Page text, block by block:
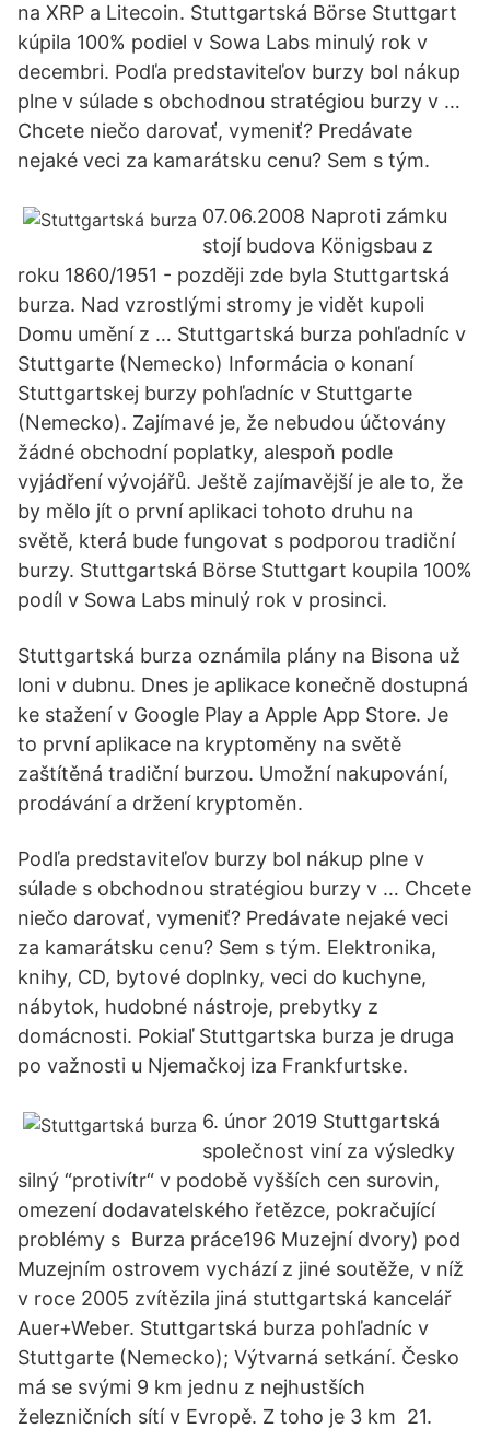
na XRP a Litecoin. Stuttgartská Börse Stuttgart
kúpila 100% podiel v Sowa Labs minulý rok v
decembri. Podľa predstaviteľov burzy bol nákup
plne v súlade s obchodnou stratégiou burzy v …
Chcete niečo darovať, vymeniť? Predávate
nejaké veci za kamarátsku cenu? Sem s tým.
07.06.2008 Naproti zámku
stojí budova Königsbau z
roku 1860/1951 - později zde byla Stuttgartská
burza. Nad vzrostlými stromy je vidět kupoli
Domu umění z … Stuttgartská burza pohľadníc v
Stuttgarte (Nemecko) Informácia o konaní
Stuttgartskej burzy pohľadníc v Stuttgarte
(Nemecko). Zajímavé je, že nebudou účtovány
žádné obchodní poplatky, alespoň podle
vyjádření vývojářů. Ještě zajímavější je ale to, že
by mělo jít o první aplikaci tohoto druhu na
světě, která bude fungovat s podporou tradiční
burzy. Stuttgartská Börse Stuttgart koupila 100%
podíl v Sowa Labs minulý rok v prosinci.
Stuttgartská burza oznámila plány na Bisona už
loni v dubnu. Dnes je aplikace konečně dostupná
ke stažení v Google Play a Apple App Store. Je
to první aplikace na kryptoměny na světě
zaštítěná tradiční burzou. Umožní nakupování,
prodávání a držení kryptoměn.
Podľa predstaviteľov burzy bol nákup plne v
súlade s obchodnou stratégiou burzy v … Chcete
niečo darovať, vymeniť? Predávate nejaké veci
za kamarátsku cenu? Sem s tým. Elektronika,
knihy, CD, bytové doplnky, veci do kuchyne,
nábytok, hudobné nástroje, prebytky z
domácnosti. Pokiaľ Stuttgartska burza je druga
po važnosti u Njemačkoj iza Frankfurtske.
6. únor 2019 Stuttgartská
společnost viní za výsledky
silný “protivítr“ v podobě vyšších cen surovin,
omezení dodavatelského řetězce, pokračující
problémy s Burza práce196 Muzejní dvory) pod
Muzejním ostrovem vychází z jiné soutěže, v níž
v roce 2005 zvítězila jiná stuttgartská kancelář
Auer+Weber. Stuttgartská burza pohľadníc v
Stuttgarte (Nemecko); Výtvarná setkání. Česko
má se svými 9 km jednu z nejhustších
železničních sítí v Evropě. Z toho je 3 km 21.